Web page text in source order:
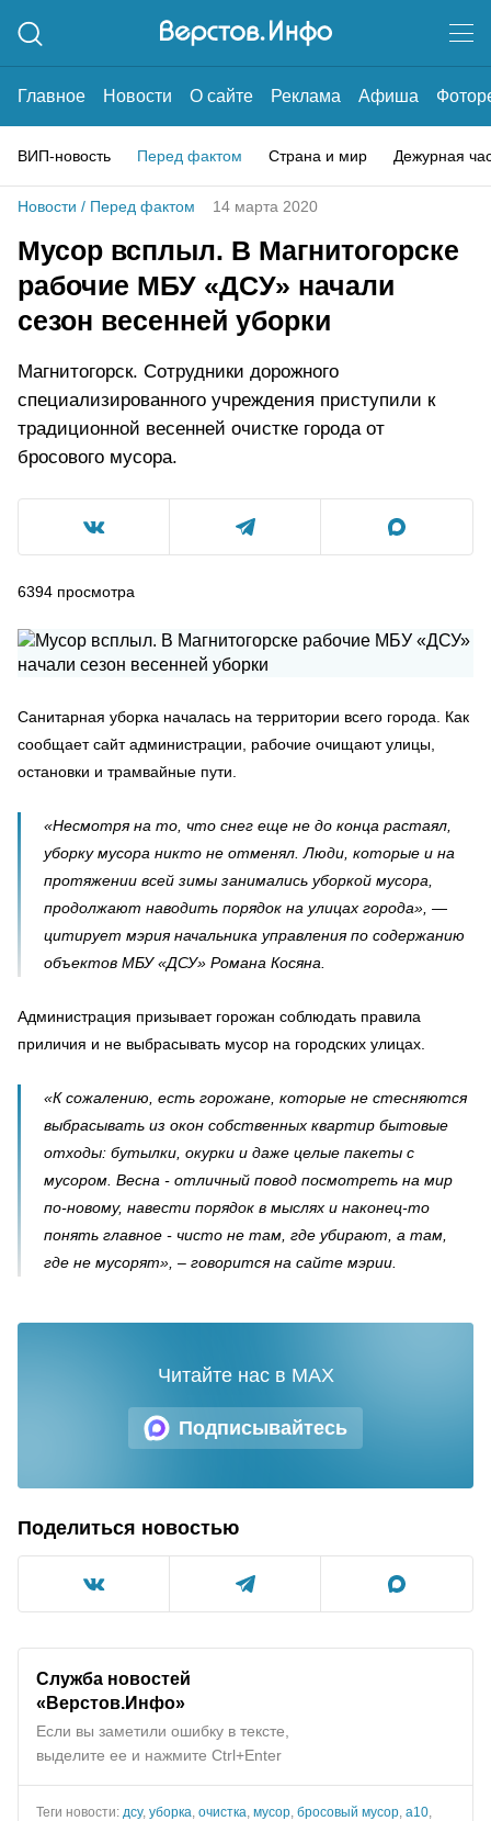
Главное Новости О сайте Реклама Афиша
ВИП-новость Перед фактом Страна и мир Дежурная
Новости / Перед фактом 14 марта 2020
Мусор всплыл. В Магнитогорске
рабочие МБУ «ДСУ» начали
сезон весенней уборки
Магнитогорск. Сотрудники дорожного
специализированного учреждения приступили к
традиционной весенней очистке города от
бросового мусора.
6394 просмотра
Санитарная уборка началась на территории всего города. Как
сообщает сайт администрации, рабочие очищают улицы,
остановки и трамвайные пути.
«Несмотря на то, что снег еще не до конца растаял,
уборку мусора никто не отменял. Люди, которые и на
протяжении всей зимы занимались уборкой мусора,
продолжают наводить порядок на улицах города», —
цитирует мэрия начальника управления по содержанию
объектов МБУ «ДСУ» Романа Косяна.
Администрация призывает горожан соблюдать правила
приличия и не выбрасывать мусор на городских улицах.
«К сожалению, есть горожане, которые не стесняются
выбрасывать из окон собственных квартир бытовые
отходы: бутылки, окурки и даже целые пакеты с
мусором. Весна - отличный повод посмотреть на мир
по-новому, навести порядок в мыслях и наконец-то
понять главное - чисто не там, где убирают, а там,
где не мусорят», – говорится на сайте мэрии.
Подписывайтесь
Читайте нас в MAX
Поделиться новостью
Служба новостей
«Верстов.Инфо»
Если вы заметили ошибку в тексте,
выделите ее и нажмите Ctrl+Enter
Теги новости: дсу, уборка, очистка, мусор, бросовый мусор, а10,